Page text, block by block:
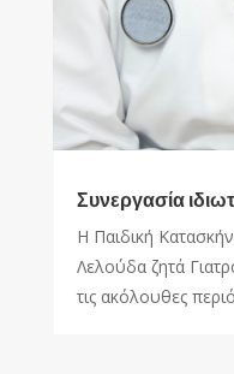
Συνεργασία
Η Παιδική
Λελούδα ζητά
τις ακόλουθες